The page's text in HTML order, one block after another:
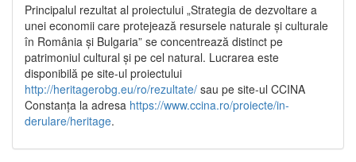
Principalul rezultat al proiectului „Strategia de dezvoltare a
unei economii care protejează resursele naturale și culturale
în România și Bulgaria” se concentrează distinct pe
patrimoniul cultural și pe cel natural. Lucrarea este
disponibilă pe site-ul proiectului
http://heritagerobg.eu/ro/rezultate/ sau pe site-ul CCINA
Constanța la adresa https://www.ccina.ro/proiecte/in-
derulare/heritage.